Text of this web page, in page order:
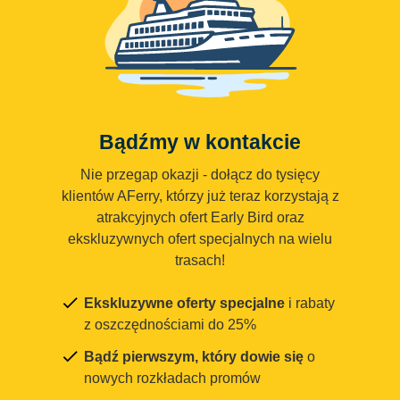
Bądźmy w kontakcie
Nie przegap okazji - dołącz do tysięcy
klientów AFerry, którzy już teraz korzystają z
atrakcyjnych ofert Early Bird oraz
ekskluzywnych ofert specjalnych na wielu
trasach!
Ekskluzywne oferty specjalne i rabaty
z oszczędnościami do 25%
Bądź pierwszym, który dowie się o
nowych rozkładach promów